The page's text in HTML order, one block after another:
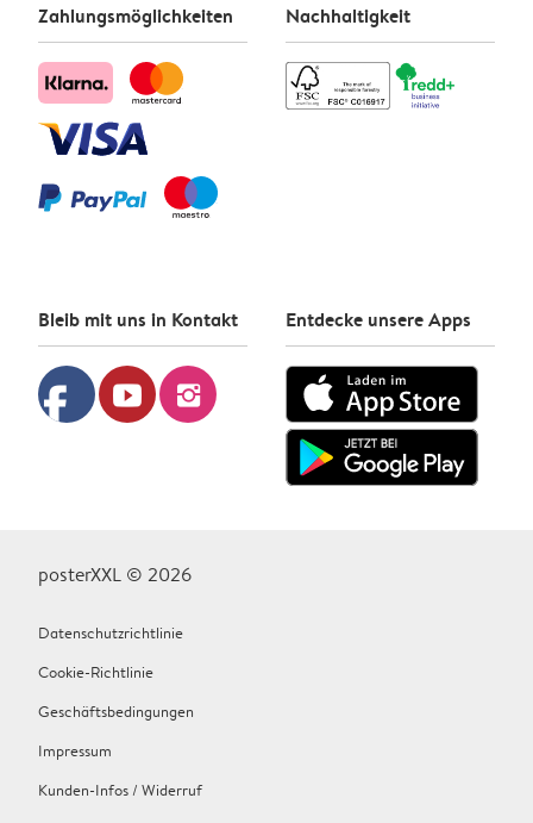
Zahlungsmöglichkeiten Nachhaltigkeit
Bleib mit uns in Kontakt
facebook youtube instagram
Entdecke unsere Apps
posterXXL © 2026
Datenschutzrichtlinie
Cookie-Richtlinie
Geschäftsbedingungen
Impressum
Kunden-Infos / Widerruf